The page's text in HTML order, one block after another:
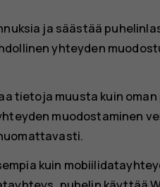
ja säästää
yhteyden
tietoja muusta kuin
muodostaminen
kuin